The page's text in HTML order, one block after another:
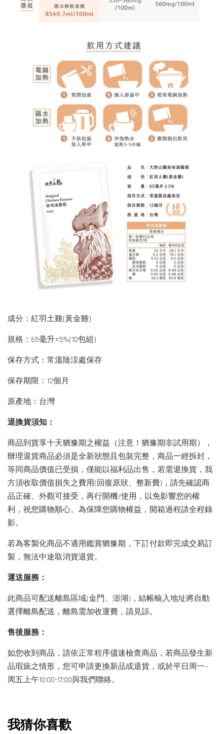
成分：紅羽土雞(黃金雞)
規格：65毫升±5%(10包組)
保存方式：常溫陰涼處保存
保存期限：12個月
原產地：台灣
退換貨須知：
商品到貨享十天猶豫期之權益（注意！猶豫期非試用期），
辦理退貨商品必須是全新狀態且包裝完整，商品一經拆封，
等同商品價值已受損，僅能以福利品出售，若需退換貨，我
方須收取價值損失之費用(回復原狀、整新費)，請先確認商
品正確、外觀可接受，再行開機/使用，以免影響您的權
利，祝您購物順心。為保障您購物權益，開箱過程請全程錄
影。
若為客製化商品不適用鑑賞猶豫期，下訂付款即完成交易訂
製，無法中途取消貨退貨。
運送服務：
此商品可配送離島區域(金門、澎湖)，結帳輸入地址將自動
選擇離島配送，離島需加收運費，請見諒。
售後服務：
如您收到商品，請依正常程序儘速檢查商品，若商品發生新
品瑕疵之情形，您可申請更換新品或退貨，或於平日周一~
周五上午10:00-17:00與我們聯絡。
我猜你喜歡